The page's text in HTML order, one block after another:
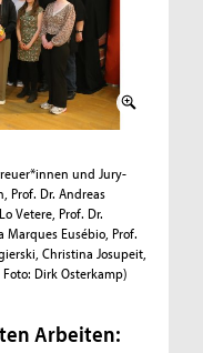
und Jury-
Prof. Dr. Andreas
Vetere, Prof. Dr.
Marques Eusébio, Prof.
Christina Josupeit,
Dirk Osterkamp)
Arbeiten: